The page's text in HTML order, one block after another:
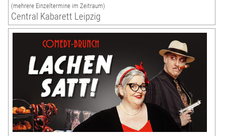
(mehrere Einzeltermine im Zeitraum)
Central Kabarett Leipzig